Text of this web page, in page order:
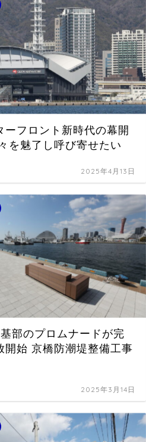
ーフロント新時代の幕開
を魅了し呼び寄せたい
2025年4月13日
部のプロムナードが完
開始 京橋防潮堤整備工事
2025年3月14日